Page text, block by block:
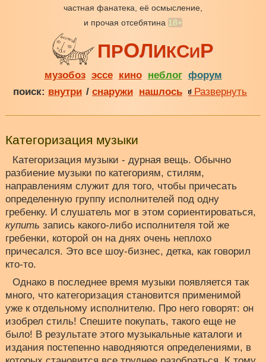
частная фанатека, её осмысление,
и прочая отсебятина 18+
ПРОЛИКСИР
музобоз эссе кино неблог форум
поиск: внутри / снаружи нашлось Развернуть
Категоризация музыки
Категоризация музыки - дурная вещь. Обычно
разбиение музыки по категориям, стилям,
направлениям служит для того, чтобы причесать
определенную группу исполнителей под одну
гребенку. И слушатель мог в этом сориентироваться,
купить запись какого-либо исполнителя той же
гребенки, которой он на днях очень неплохо
причесался. Это все шоу-бизнес, детка, как говорил
кто-то.
Однако в последнее время музыки появляется так
много, что категоризация становится применимой
уже к отдельному исполнителю. Про него говорят: он
изобрел стиль! Спешите покупать, такого еще не
было! В результате этого музыкальные каталоги и
издания постепенно наводняются определениями, в